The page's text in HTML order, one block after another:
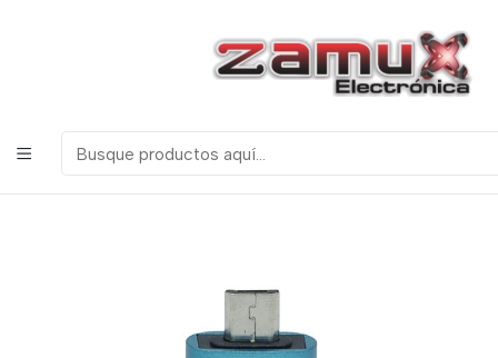
ELECTRONICOS, ROBOTICA & TECNOLOGIA
Convertidores Adaptador Otg V8